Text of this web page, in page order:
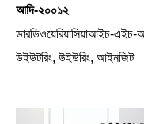
আদি-২০০১২
ডারডিওয়েরিয়াসিয়াআইচ-
উইউটরিং, উইউরিং, আইনজিট